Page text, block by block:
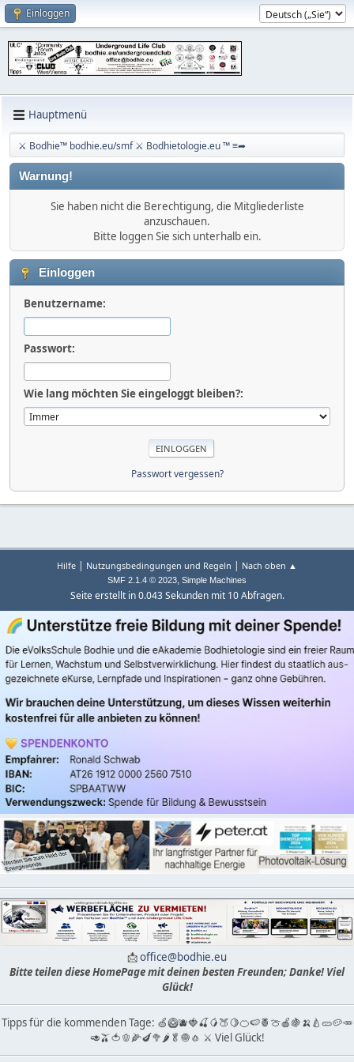
Einloggen
Hauptmenü
⚔ Bodhie™ bodhie.eu/smf ⚔ Bodhietologie.eu ™ ≡➦
Warnung!
Sie haben nicht die Berechtigung, die Mitgliederliste
anzuschauen.
Bitte loggen Sie sich unterhalb ein.
Einloggen
Benutzername:
Passwort:
Wie lang möchten Sie eingeloggt bleiben?:
Passwort vergessen?
Hilfe | Nutzungsbedingungen und Regeln | Nach oben ▲
SMF 2.1.4 © 2023, Simple Machines
Seite erstellt in 0.043 Sekunden mit 10 Abfragen.
📩office@bodhie.eu
Bitte teilen diese HomePage mit deinen besten Freunden; Danke! Viel
Glück!
Tipps für die kommenden Tage: 🍏🥝🫐🍓🍒🥭🍑🍋🍊🍉🍍🍈🍎🍇🍌🍐🥒🥔🥕
🥑🫒🍅🫑🌽🍆🥦🌶🥬🧅🧄 ⚔ Viel Glück!